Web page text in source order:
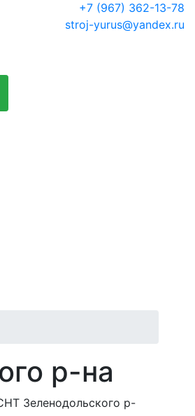
+7 (967) 362-13-78
stroj-yurus@yandex.ru
р-на